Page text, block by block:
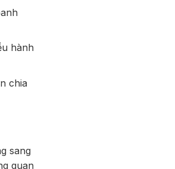
hành
chia
sang
quan